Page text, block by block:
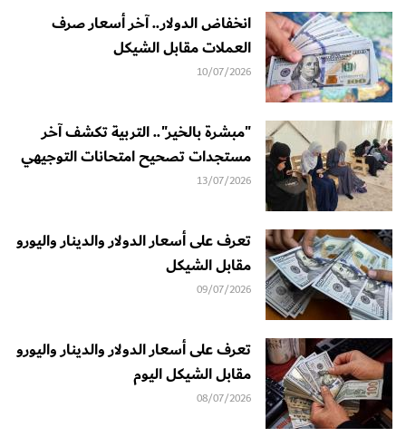
انخفاض الدولار.. آخر أسعار صرف
العملات مقابل الشيكل
10/07/2026
"مبشرة بالخير".. التربية تكشف آخر
مستجدات تصحيح امتحانات التوجيهي
13/07/2026
تعرف على أسعار الدولار والدينار واليورو
مقابل الشيكل
09/07/2026
تعرف على أسعار الدولار والدينار واليورو
مقابل الشيكل اليوم
08/07/2026